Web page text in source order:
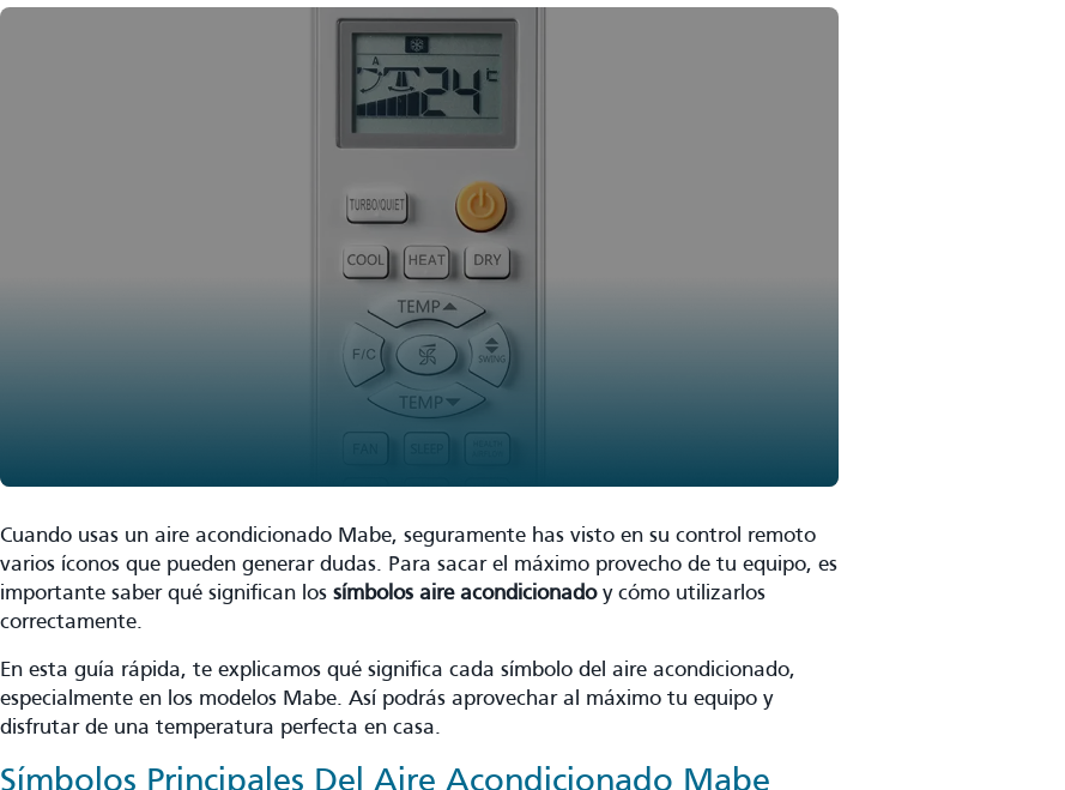
Cuando usas un aire acondicionado Mabe, seguramente has visto en su control remoto
varios íconos que pueden generar dudas. Para sacar el máximo provecho de tu equipo, es
importante saber qué significan los símbolos aire acondicionadoy cómo utilizarlos
correctamente.
En esta guía rápida, te explicamos qué significa cada símbolo del aire acondicionado,
especialmente en los modelos Mabe. Así podrás aprovechar al máximo tu equipo y
disfrutar de una temperatura perfecta en casa.
Símbolos Principales Del Aire Acondicionado Mabe